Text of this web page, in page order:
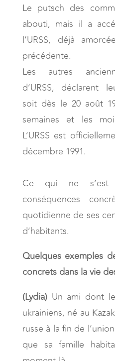
Le putsch des
abouti, mais il a
l’URSS, déjà
précédente.
Les autres
d’URSS, déclarent
soit dès le 20 août
semaines et les
L’URSS est
décembre 1991.
Ce qui ne s’est
conséquences
quotidienne de ses
d’habitants.
Quelques exemples
concrets dans la vie
(Lydia)Un ami dont
ukrainiens, né au
russe à la fin de
que sa famille